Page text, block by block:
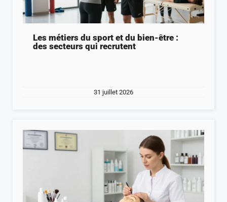
Les métiers du sport et du bien-être :
des secteurs qui recrutent
31 juillet 2026